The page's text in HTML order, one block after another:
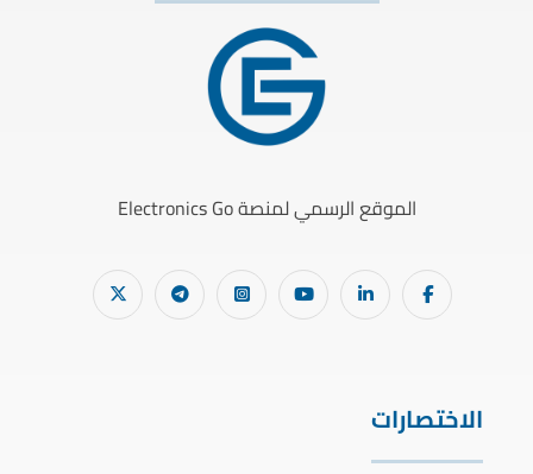
الموقع الرسمي لمنصة Electronics Go
الاختصارات